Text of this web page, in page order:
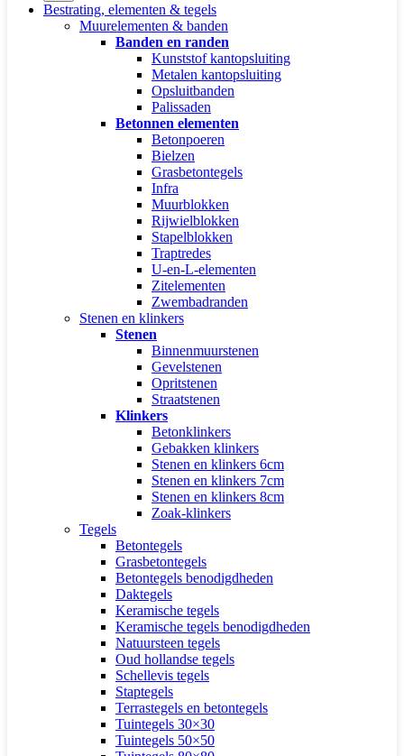
Bestrating, elementen & tegels
Muurelementen & banden
Banden en randen
Kunststof kantopsluiting
Metalen kantopsluiting
Opsluitbanden
Palissaden
Betonnen elementen
Betonpoeren
Bielzen
Grasbetontegels
Infra
Muurblokken
Rijwielblokken
Stapelblokken
Traptredes
U-en-L-elementen
Zitelementen
Zwembadranden
Stenen en klinkers
Stenen
Binnenmuurstenen
Gevelstenen
Opritstenen
Straatstenen
Klinkers
Betonklinkers
Gebakken klinkers
Stenen en klinkers 6cm
Stenen en klinkers 7cm
Stenen en klinkers 8cm
Zoak-klinkers
Tegels
Betontegels
Grasbetontegels
Betontegels benodigdheden
Daktegels
Keramische tegels
Keramische tegels benodigdheden
Natuursteen tegels
Oud hollandse tegels
Schellevis tegels
Staptegels
Terrastegels en betontegels
Tuintegels 30×30
Tuintegels 50×50